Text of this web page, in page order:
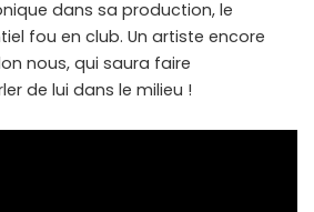
dans sa production, le
fou en club. Un artiste encore
nous, qui saura faire
de lui dans le milieu !